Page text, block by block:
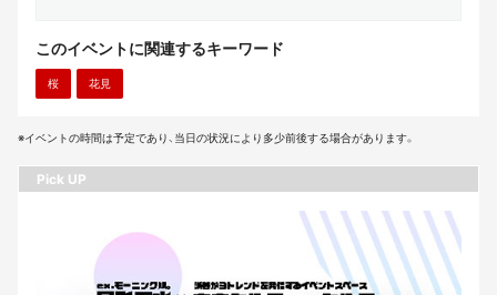
このイベントに関連するキーワード
桜 花見
※イベントの時間は予定であり、当日の状況により多少前後する場合があります。
Pick UP